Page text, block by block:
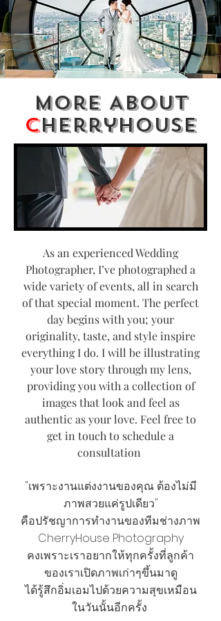
More About
CherryHouse
As an experienced Wedding
Photographer, I’ve photographed a
wide variety of events, all in search
of that special moment. The perfect
day begins with you; your
originality, taste, and style inspire
everything I do. I will be illustrating
your love story through my lens,
providing you with a collection of
images that look and feel as
authentic as your love. Feel free to
get in touch to schedule a
consultation
"เพราะงานแต่งงานของคุณ ต้องไม่มี
ภาพสวยแค่รูปเดียว"
คือปรัชญาการทำงานของทีมช่างภาพ
CherryHouse Photography
คงเพราะเราอยากให้ทุกครั้งที่ลูกค้า
ของเราเปิดภาพเก่าๆขึ้นมาดู
ได้รู้สึกอิ่มเอมไปด้วยความสุขเหมือน
ในวันนั้นอีกครั้ง